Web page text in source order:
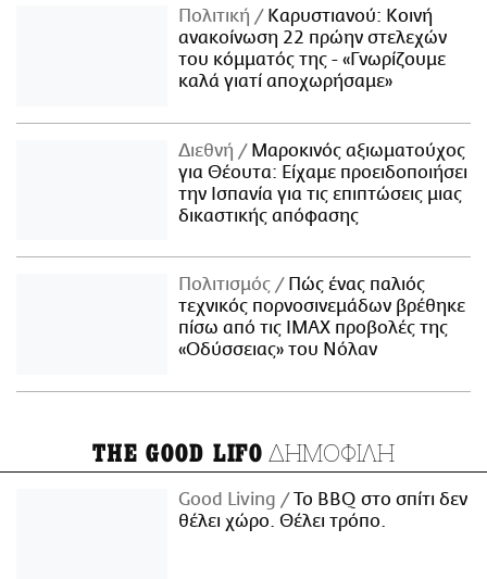
Πολιτική
Καρυστιανού: Κοινή
ανακοίνωση 22 πρώην στελεχών
του κόμματός της - «Γνωρίζουμε
καλά γιατί αποχωρήσαμε»
Διεθνή
Μαροκινός αξιωματούχος
για Θέουτα: Είχαμε προειδοποιήσει
την Ισπανία για τις επιπτώσεις μιας
δικαστικής απόφασης
Πολιτισμός
Πώς ένας παλιός
τεχνικός πορνοσινεμάδων βρέθηκε
πίσω από τις IMAX προβολές της
«Οδύσσειας» του Νόλαν
THE GOOD LIFO ΔΗΜΟΦΙΛΗ
Good Living
Το BBQ στο σπίτι δεν
θέλει χώρο. Θέλει τρόπο.